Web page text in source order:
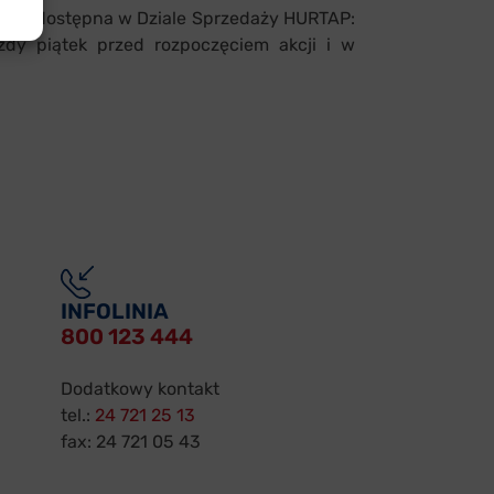
dostępna w Dziale Sprzedaży HURTAP:
piątek przed rozpoczęciem akcji i w
INFOLINIA
800 123 444
Dodatkowy kontakt
tel.: 24 721 25 13
fax: 24 721 05 43